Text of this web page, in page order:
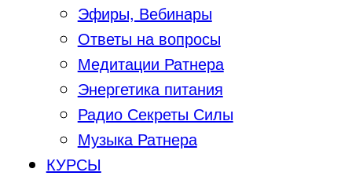
Эфиры, Вебинары
Ответы на вопросы
Медитации Ратнера
Энергетика питания
Радио Секреты Силы
Музыка Ратнера
КУРСЫ